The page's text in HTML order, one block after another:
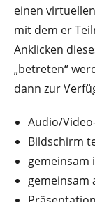
einen
mit dem er
Anklicken
„betreten“
dann zur
Audio/
Bildschirm
gemeinsam
gemeinsam